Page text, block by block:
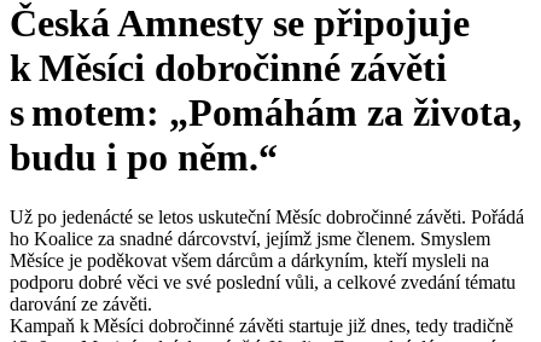
Česká Amnesty se připojuje
k Měsíci dobročinné závěti
s motem: „Pomáhám za života,
budu i po něm.“
Už po jedenácté se letos uskuteční Měsíc dobročinné závěti. Pořádá
ho Koalice za snadné dárcovství, jejímž jsme členem. Smyslem
Měsíce je poděkovat všem dárcům a dárkyním, kteří mysleli na
podporu dobré věci ve své poslední vůli, a celkové zvedání tématu
darování ze závěti.
Kampaň k Měsíci dobročinné závěti startuje již dnes, tedy tradičně